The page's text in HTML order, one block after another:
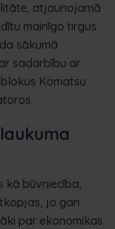
atjaunojamā
mainīgo tirgus
sākumā
sadarbību ar
Komatsu
kā būvniecība,
jo gan
par ekonomikas